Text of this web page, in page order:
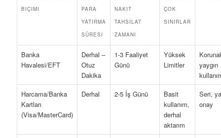
BIÇIMI
PARA
YATIRMA
SÜRESI
NAKIT
TAHSILAT
ZAMANI
ÇOK
SINIRLAR
Banka
Havalesi/EFT
Derhal –
Otuz
Dakika
1-3 Faaliyet
Günü
Yüksek
Limitler
yaygın
Harcama/Banka
Kartları
(Visa/MasterCard)
Derhal 2-5 İş Günü
Basit
kullanım,
derhal
aktarım
Seri,
onay